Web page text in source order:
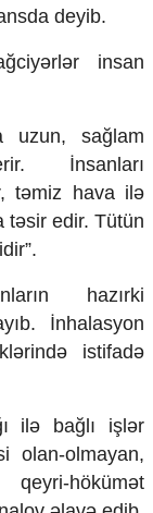
deyib.
insan
uzun, sağlam
İnsanları
təmiz hava ilə
təsir edir. Tütün
hazırki
İnhalasyon
istifadə
ilə bağlı işlər
olan-olmayan,
hökümət